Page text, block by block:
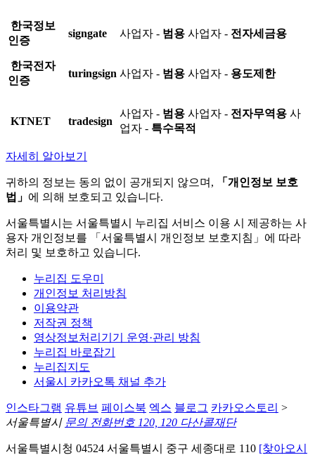
한국정보
인증
signgate 사업자 - 범용 사업자 - 전자세금용
한국전자
인증
turingsign 사업자 - 범용 사업자 - 용도제한
KTNET tradesign
사업자 - 범용 사업자 - 전자무역용 사
업자 - 특수목적
자세히 알아보기
귀하의 정보는 동의 없이 공개되지 않으며,
「개인정보 보호
법」 에 의해 보호되고 있습니다.
서울특별시는 서울특별시 누리집 서비스 이용 시 제공하는 사
용자 개인정보를 「서울특별시 개인정보 보호지침」에 따라
처리 및 보호하고 있습니다.
누리집 도우미
개인정보 처리방침
이용약관
저작권 정책
영상정보처리기기 운영·관리 방침
누리집 바로잡기
누리집지도
서울시 카카오톡 채널 추가
인스타그램 유튜브 페이스북 엑스 블로그 카카오스토리 >
서울특별시 문의 전화번호 120, 120 다산콜재단
서울특별시청 04524 서울특별시 중구 세종대로 110 [찾아오시